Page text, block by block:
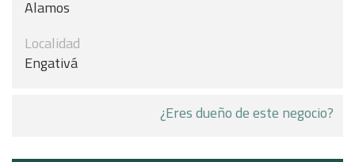
Alamos
Localidad
Engativá
¿Eres dueño de este negocio?